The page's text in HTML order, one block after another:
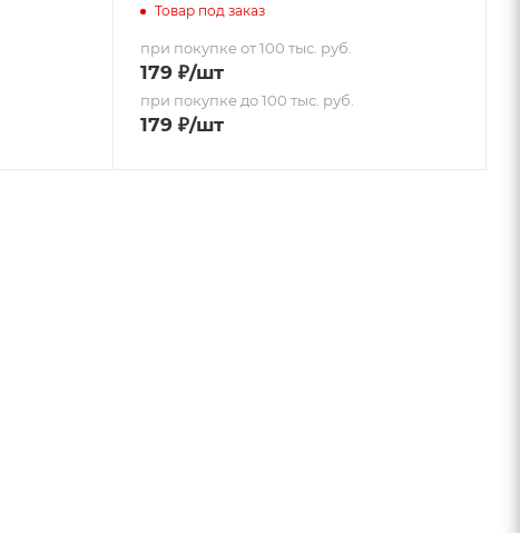
Товар под заказ
при покупке от 100 тыс. руб.
179₽/шт
при покупке до 100 тыс. руб.
179₽/шт